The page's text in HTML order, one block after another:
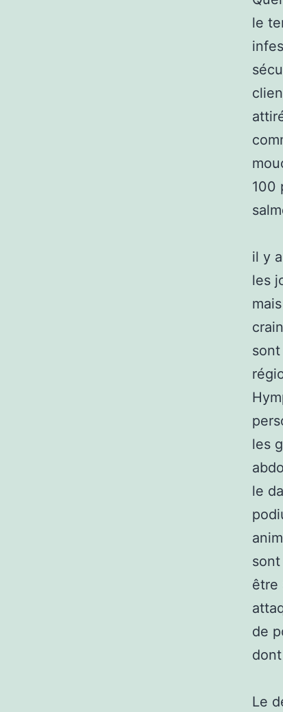
le
100
il y
les
les
le
être
de
Le